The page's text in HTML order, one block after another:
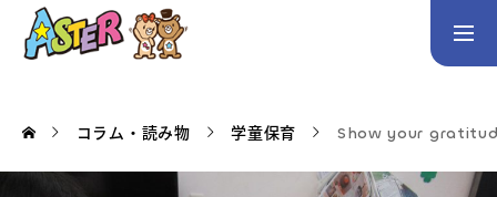
トップページ
コラム・読み物 学童保育 Show your